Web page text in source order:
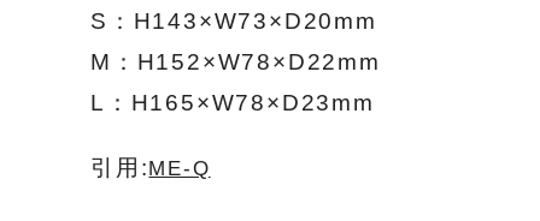
S：H143×W73×D20mm
M：H152×W78×D22mm
L：H165×W78×D23mm
引用:ME-Q